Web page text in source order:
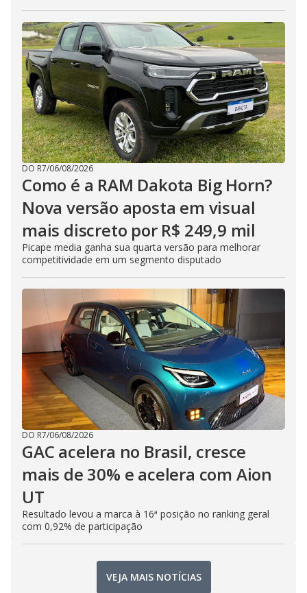
DO R7/06/08/2026
Como é a RAM Dakota Big Horn?
Nova versão aposta em visual
mais discreto por R$ 249,9 mil
Picape media ganha sua quarta versão para melhorar
competitividade em um segmento disputado
DO R7/06/08/2026
GAC acelera no Brasil, cresce
mais de 30% e acelera com Aion
UT
Resultado levou a marca à 16ª posição no ranking geral
com 0,92% de participação
VEJA MAIS NOTÍCIAS